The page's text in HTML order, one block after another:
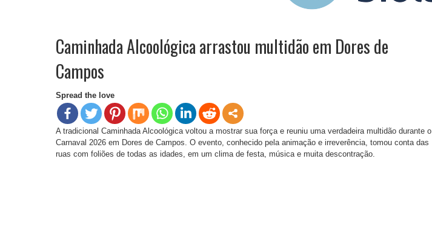
Caminhada Alcoológica arrastou multidão em Dores de
Campos
Spread the love
A tradicional Caminhada Alcoológica voltou a mostrar sua força e reuniu uma verdadeira multidão durante o
Carnaval 2026 em Dores de Campos. O evento, conhecido pela animação e irreverência, tomou conta das
ruas com foliões de todas as idades, em um clima de festa, música e muita descontração.